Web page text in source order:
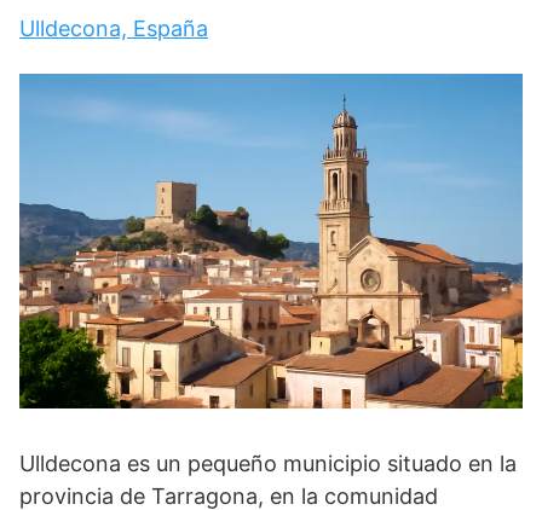
Ulldecona, España
Ulldecona es un pequeño municipio situado en la
provincia de Tarragona, en la comunidad